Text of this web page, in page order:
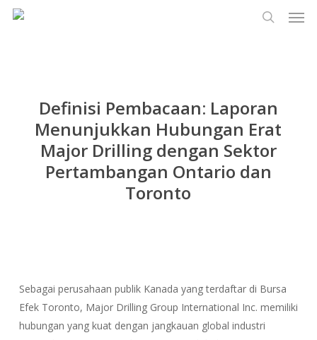
Lewati
Definisi Pembacaan: Laporan
Menunjukkan Hubungan Erat
Major Drilling dengan Sektor
Pertambangan Ontario dan
Toronto
Sebagai perusahaan publik Kanada yang terdaftar di Bursa
Efek Toronto, Major Drilling Group International Inc. memiliki
hubungan yang kuat dengan jangkauan global industri